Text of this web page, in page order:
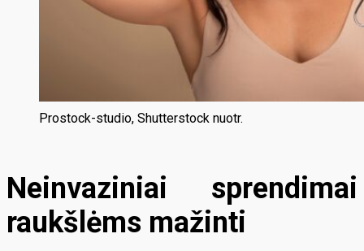
Prostock-studio, Shutterstock nuotr.
Neinvaziniai sprendimai
raukšlėms mažinti